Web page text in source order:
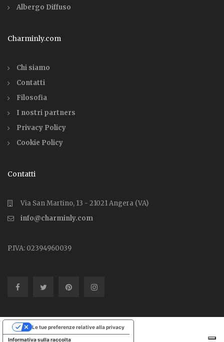
Albergo Diffuso
Charminly.com
Chi siamo
Contatti
Filosofia
I nostri partners
Privacy Policy
Cookie Policy
Contatti
Via San Martino, 13 - 21021 Angera (VA)
info@charminly.com
P.IVA: 02394960039
Informativa sulla raccolta
Le tue preferenze relative alla privacy